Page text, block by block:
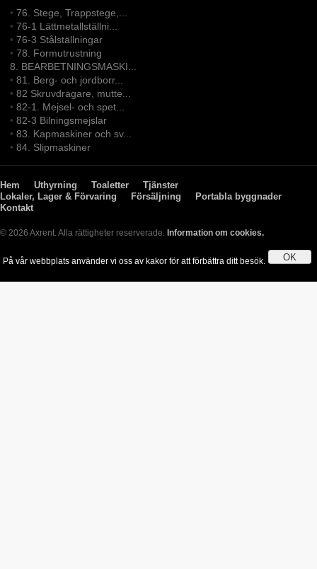
•76. Stege, Trappstege,...
•76-1 Lättmetallställni...
•76-3 Stålställningar
•78. Formutrustning
8. BEARBETNINGSMASKI...
•81. Berg- och jordborr...
•82 Skruvdragare, mutte...
•82-1. Mejsel- och spet...
•82-3 Bilningsmejslar
•83. Kapmaskiner och sv...
•84. Slipmaskiner
Hem Uthyrning Toaletter
Tjänster
Lokaler, Lager & Förvaring
Försäljning
Portabla byggnader
Kontakt
© 2026 Axrent. Alla rättigheter reserverade. Information om cookies.
OK
På vår webbplats använder vi oss av kakor för att förbättra ditt besök.